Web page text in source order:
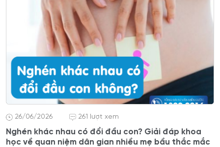
26/06/2026 261 lượt xem
Nghén khác nhau có đổi đầu con? Giải đáp khoa
học về quan niệm dân gian nhiều mẹ bầu thắc mắc